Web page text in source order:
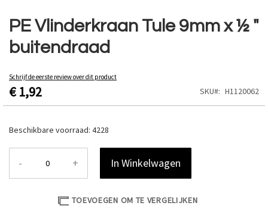
PE Vlinderkraan Tule 9mm x ½ "
buitendraad
Schrijf de eerste review over dit product
€ 1,92 SKU H1120062
Beschikbare voorraad: 4228
- + In Winkelwagen
TOEVOEGEN OM TE VERGELIJKEN
naar
het
begin
van
afbeeldingen-
gallerij